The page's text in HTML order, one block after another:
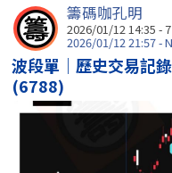
籌碼咖孔明
2026/01/12 14:35 -
2026/01/12 21:57 -
波段單｜歷史交易記
(6788)